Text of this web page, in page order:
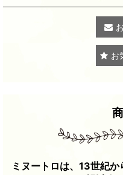
お
ミヌートロは、13世紀